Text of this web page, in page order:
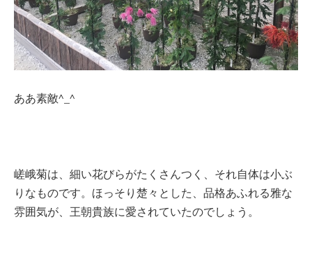
ああ素敵^_^
嵯峨菊は、細い花びらがたくさんつく、それ自体は小ぶ
りなものです。ほっそり楚々とした、品格あふれる雅な
雰囲気が、王朝貴族に愛されていたのでしょう。